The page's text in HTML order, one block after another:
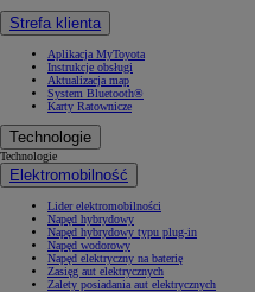
Strefa klienta
Aplikacja MyToyota
Instrukcje obsługi
Aktualizacja map
System Bluetooth®
Karty Ratownicze
Technologie
Technologie
Elektromobilność
Lider elektromobilności
Napęd hybrydowy
Napęd hybrydowy typu plug-in
Napęd wodorowy
Napęd elektryczny na baterię
Zasięg aut elektrycznych
Zalety posiadania aut elektrycznych